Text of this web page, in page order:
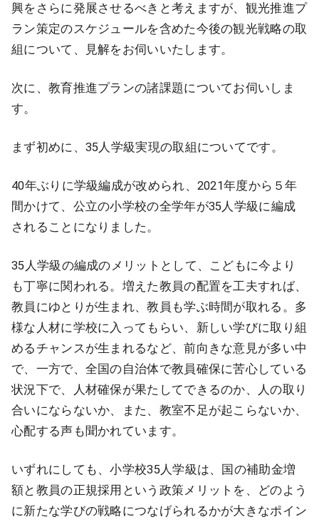
興をさらに発展させるべきと考えますが、観光推進プ
ラン策定のスケジュールを含めた今後の観光戦略の取
組について、見解をお伺いいたします。
次に、教育推進プランの諸課題についてお伺いしま
す。
まず初めに、35人学級実現の取組についてです。
40年ぶりに学級編成が改められ、2021年度から５年
間かけて、公立の小学校の全学年が35人学級に編成
されることになりました。
35人学級の編成のメリットとして、こどもに今より
も丁寧に関われる。増えた教員の配置を工夫すれば、
教員にゆとりが生まれ、教員も学ぶ時間が取れる。多
様な人材に学校に入ってもらい、新しい学びに取り組
めるチャンスが生まれるなど、前向きな意見が多い中
で、一方で、全国の自治体で教員確保に苦心している
状況下で、人材確保が果たしてできるのか、人の取り
合いにならないか、また、教室不足が起こらないか、
心配する声も聞かれています。
いずれにしても、小学校35人学級は、国の補助金増
額と教員の正規採用という政策メリットを、どのよう
に新たな学びの戦略につなげられるかが大きなポイン